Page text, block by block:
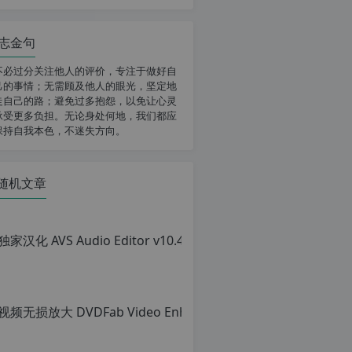
金句
必过分关注他人的评价，专注于做好自
的事情；无需顾及他人的眼光，坚定地
自己的路；避免过多抱怨，以免让心灵
受更多负担。无论身处何地，我们都应
持自我本色，不迷失方向。
机文章